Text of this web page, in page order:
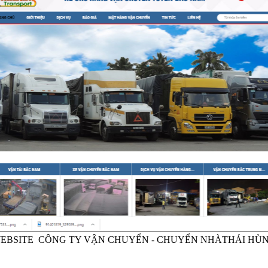
CÔNG TY VẬN CHUYỂN - CHUYỂN NHÀTHÁI